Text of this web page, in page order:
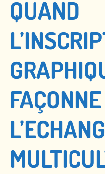
QUAND
FAÇONNE